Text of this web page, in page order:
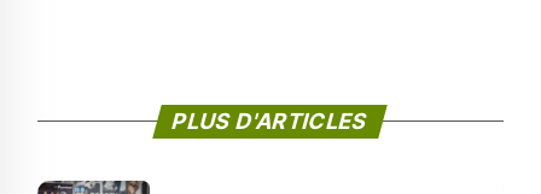
PLUS D'ARTICLES